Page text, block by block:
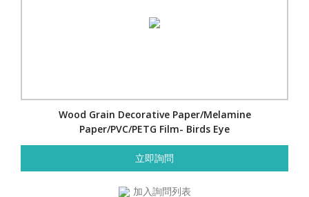
Wood Grain Decorative Paper/Melamine
Paper/PVC/PETG Film- Birds Eye
立即詢問
加入詢問列表